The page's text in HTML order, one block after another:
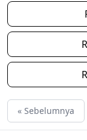
« Sebelumnya